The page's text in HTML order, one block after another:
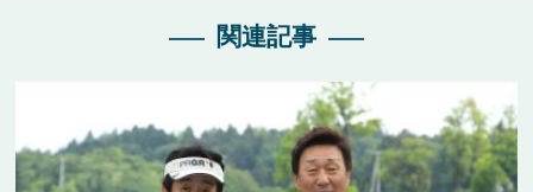
関連記事